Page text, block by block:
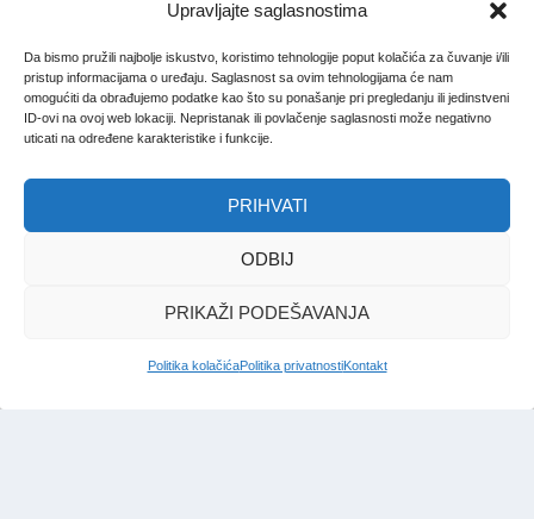
Upravljajte saglasnostima
Da bismo pružili najbolje iskustvo, koristimo tehnologije poput kolačića za čuvanje i/ili
pristup informacijama o uređaju. Saglasnost sa ovim tehnologijama će nam
omogućiti da obrađujemo podatke kao što su ponašanje pri pregledanju ili jedinstveni
ID-ovi na ovoj web lokaciji. Nepristanak ili povlačenje saglasnosti može negativno
uticati na određene karakteristike i funkcije.
PRIHVATI
ODBIJ
PRIKAŽI PODEŠAVANJA
Politika kolačićaPolitika privatnostiKontakt